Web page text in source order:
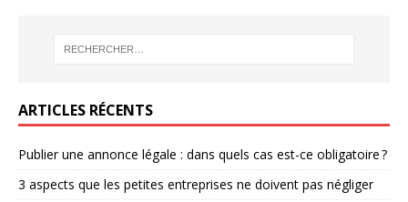
ARTICLES RÉCENTS
Publier une annonce légale : dans quels cas est-ce obligatoire ?
3 aspects que les petites entreprises ne doivent pas négliger